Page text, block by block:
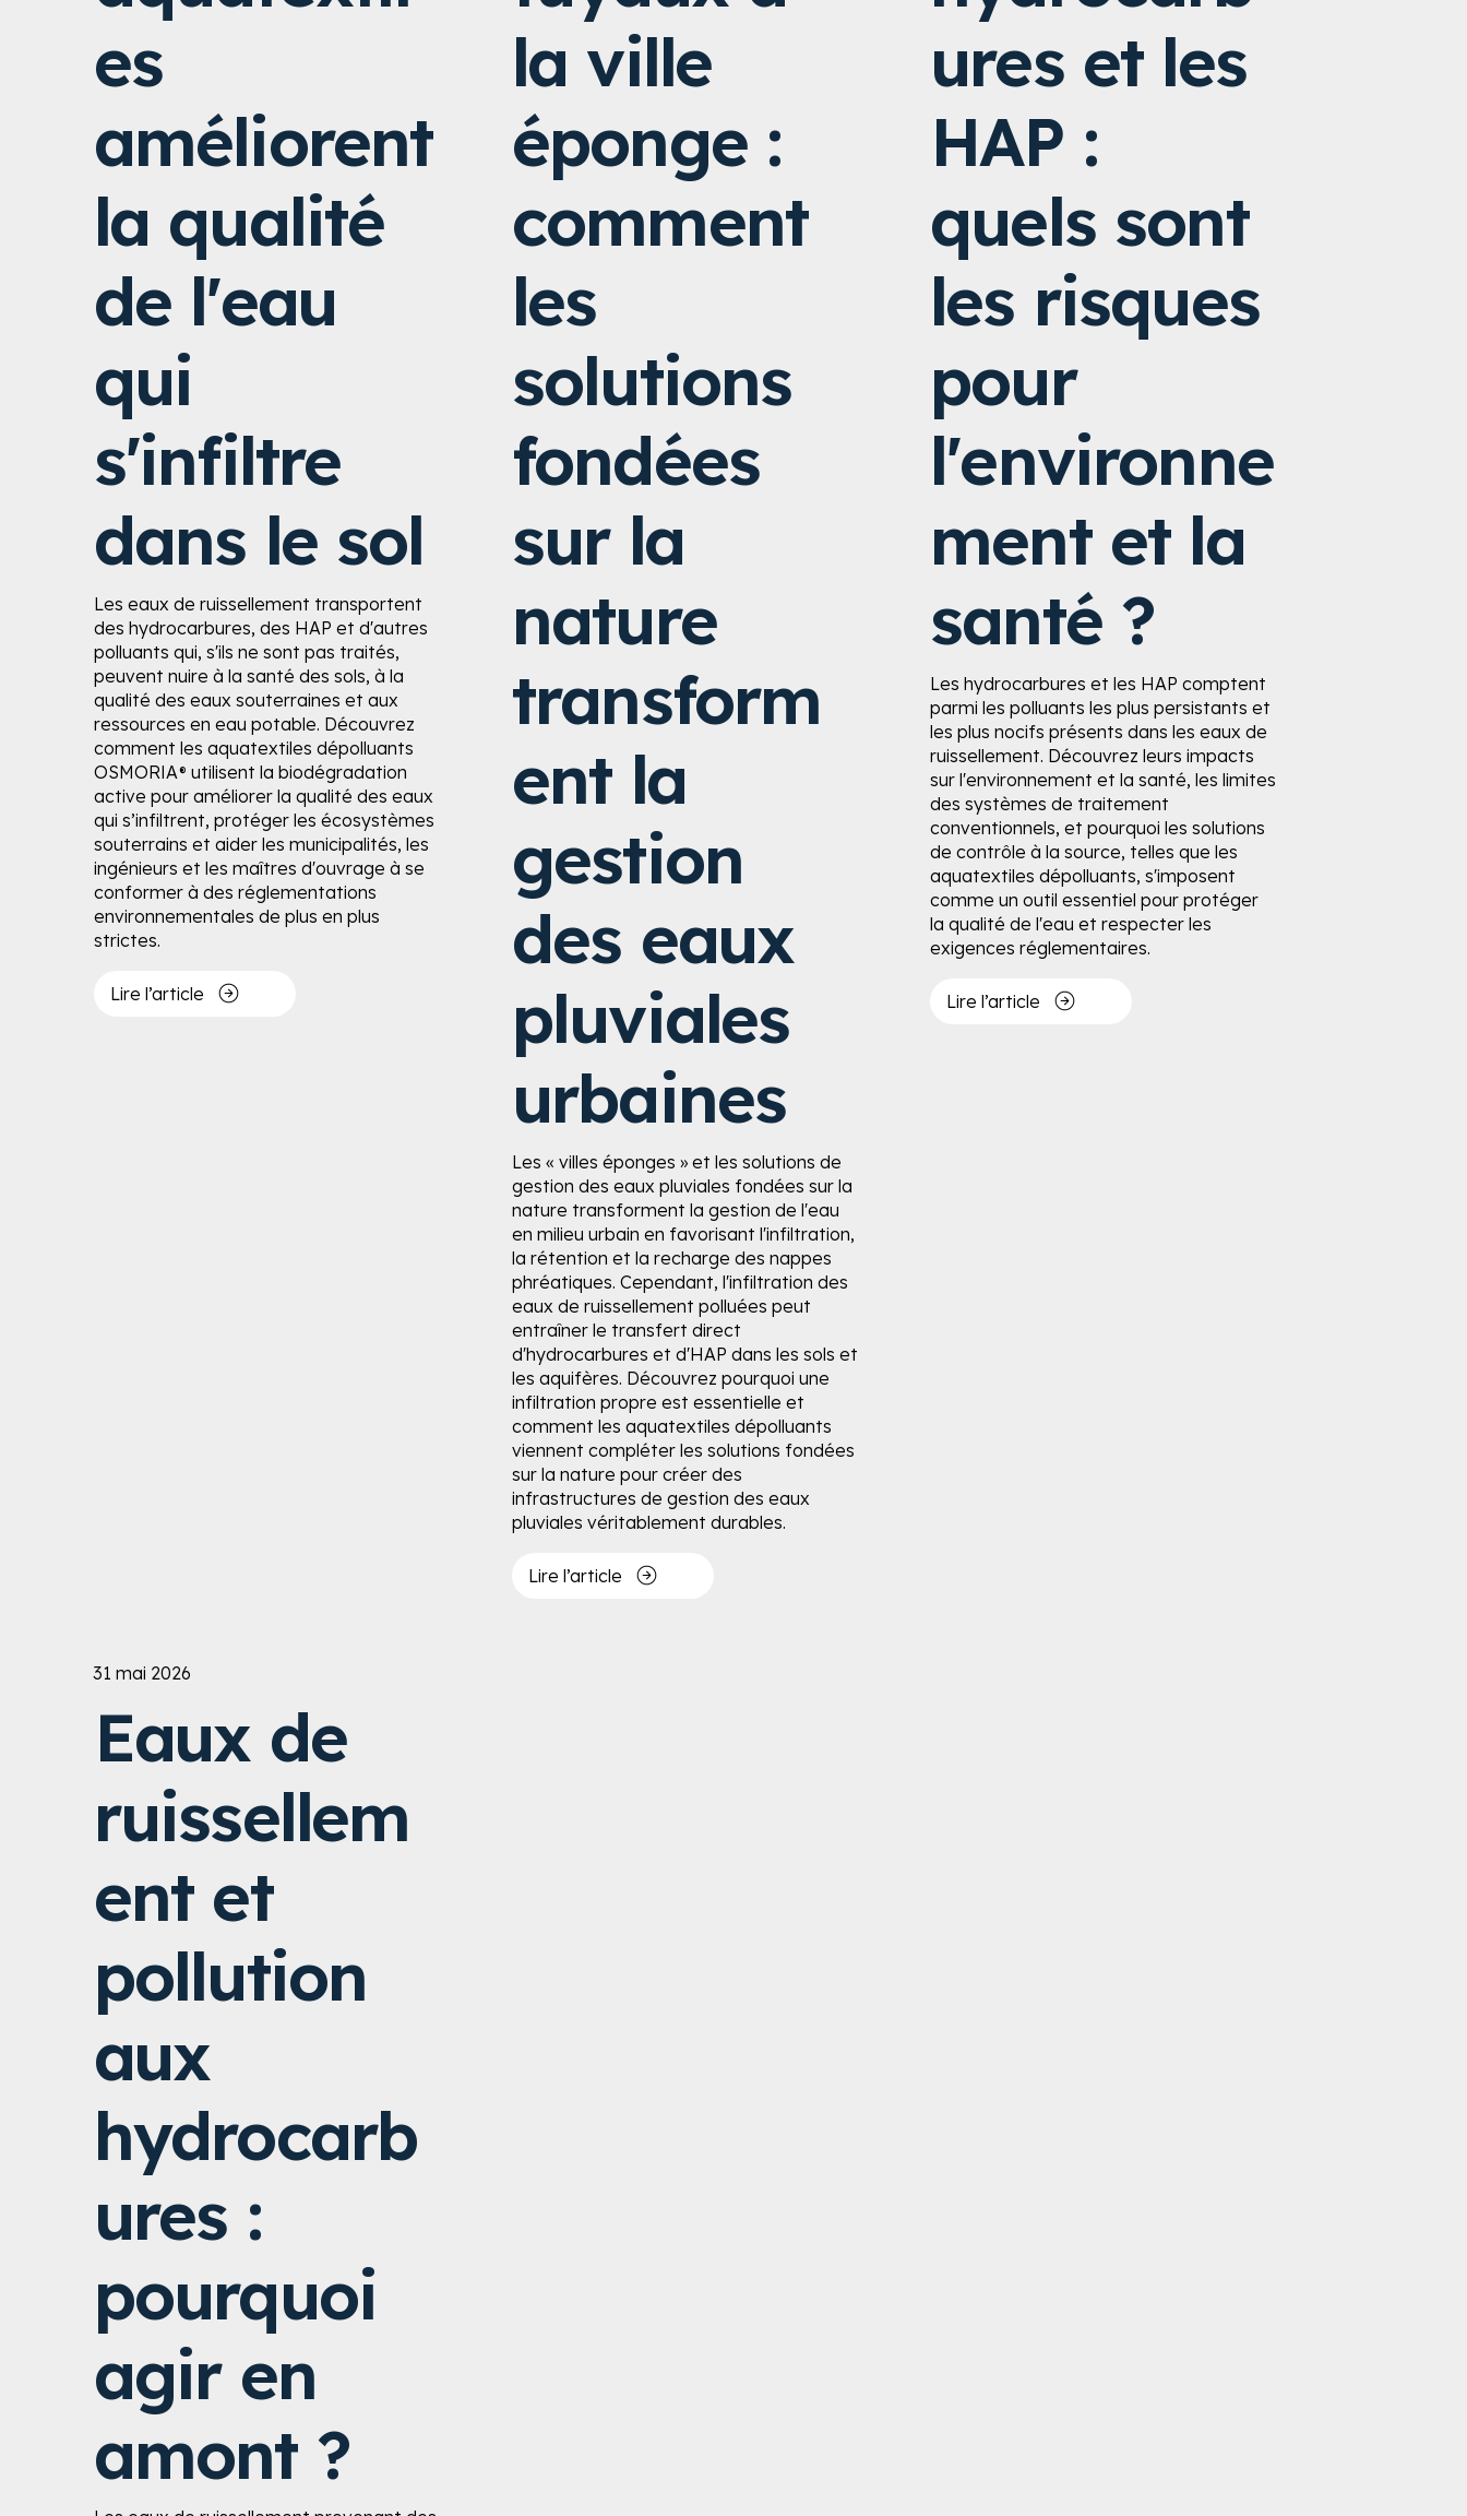
es
améliorent
la qualité
de l'eau
qui
s'infiltre
dans le sol
Les eaux de ruissellement transportent
des hydrocarbures, des HAP et d'autres
polluants qui, s'ils ne sont pas traités,
peuvent nuire à la santé des sols, à la
qualité des eaux souterraines et aux
ressources en eau potable. Découvrez
comment les aquatextiles dépolluants
OSMORIA® utilisent la biodégradation
active pour améliorer la qualité des eaux
qui s’infiltrent, protéger les écosystèmes
souterrains et aider les municipalités, les
ingénieurs et les maîtres d'ouvrage à se
conformer à des réglementations
environnementales de plus en plus
strictes.
Lire l’article
la ville
éponge :
comment
les
solutions
fondées
sur la
nature
transform
ent la
gestion
des eaux
pluviales
urbaines
Les « villes éponges » et les solutions de
gestion des eaux pluviales fondées sur la
nature transforment la gestion de l'eau
en milieu urbain en favorisant l'infiltration,
la rétention et la recharge des nappes
phréatiques. Cependant, l'infiltration des
eaux de ruissellement polluées peut
entraîner le transfert direct
d'hydrocarbures et d'HAP dans les sols et
les aquifères. Découvrez pourquoi une
infiltration propre est essentielle et
comment les aquatextiles dépolluants
viennent compléter les solutions fondées
sur la nature pour créer des
infrastructures de gestion des eaux
pluviales véritablement durables.
Lire l’article
ures et les
HAP :
quels sont
les risques
pour
l'environne
ment et la
santé ?
Les hydrocarbures et les HAP comptent
parmi les polluants les plus persistants et
les plus nocifs présents dans les eaux de
ruissellement. Découvrez leurs impacts
sur l'environnement et la santé, les limites
des systèmes de traitement
conventionnels, et pourquoi les solutions
de contrôle à la source, telles que les
aquatextiles dépolluants, s'imposent
comme un outil essentiel pour protéger
la qualité de l'eau et respecter les
exigences réglementaires.
Lire l’article
31 mai 2026
Eaux de
ruissellem
ent et
pollution
aux
hydrocarb
ures :
pourquoi
agir en
amont ?